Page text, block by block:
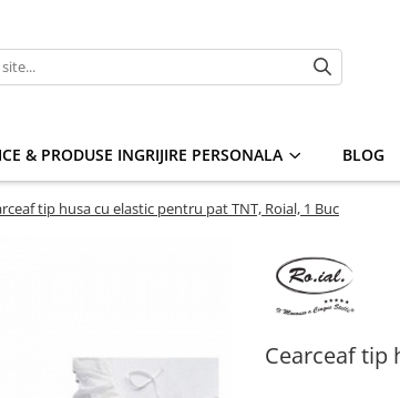
& PRODUSE INGRIJIRE PERSONALA BLOG
tip husa cu elastic pentru pat TNT, Roial, 1 Buc
Cearceaf tip